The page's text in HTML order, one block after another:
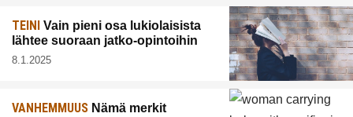
TEINI
Vain pieni osa lukiolaisista
lähtee suoraan jatko-opintoihin
8.1.2025
VANHEMMUUS Nämä merkit